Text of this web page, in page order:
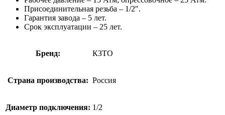
Присоединительная резьба – 1/2″.
Гарантия завода – 5 лет.
Срок эксплуатации – 25 лет.
Бренд: КЗТО
Страна производства: Россия
Диаметр подключения: 1/2